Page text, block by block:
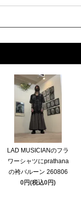
LAD MUSICIANのフラ
ワーシャツにprathana
の袴バルーン 260806
0円(税込0円)